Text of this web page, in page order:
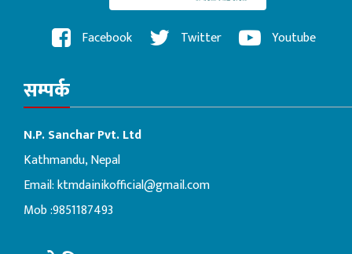
Facebook Twitter Youtube
सम्पर्क
N.P. Sanchar Pvt. Ltd
Kathmandu, Nepal
Email:ktmdainikofficial@gmail.com
Mob :9851187493